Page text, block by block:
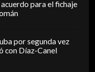
para el fichaje
por segunda vez
con Díaz-Canel